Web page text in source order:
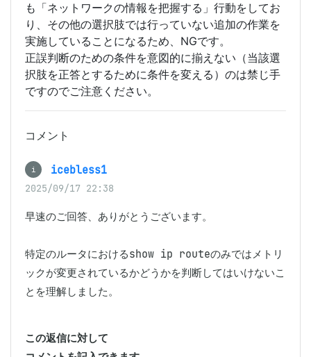
も「ネットワークの情報を把握する」行動をしてお
り、その他の選択肢では行っていない追加の作業を
実施していることになるため、NGです。
正誤判断のための条件を意図的に揃えない（当該選
択肢を正答とするために条件を変える）のは禁じ手
ですのでご注意ください。
コメント
i icebless1
2025/09/17 22:38
早速のご回答、ありがとうございます。
特定のルータにおけるshow ip routeのみではメトリ
ックが変更されているかどうかを判断してはいけないこ
とを理解しました。
この返信に対して